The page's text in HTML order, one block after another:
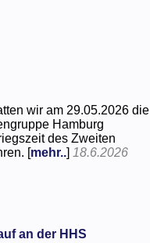
wir am 29.05.2026 die
Hamburg
des Zweiten
[mehr..] 18.6.2026
an der HHS